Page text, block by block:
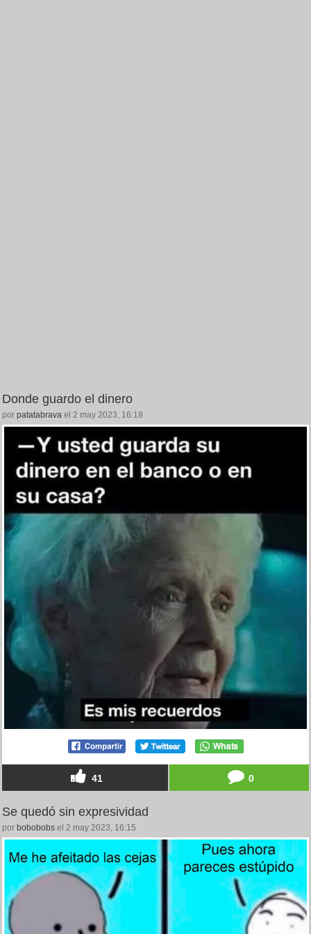
Donde guardo el dinero
por patatabrava el 2 may 2023, 16:18
41 0
Se quedó sin expresividad
por bobobobs el 2 may 2023, 16:15